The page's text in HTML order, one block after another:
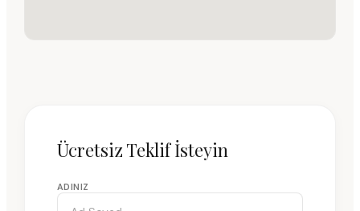
Ücretsiz Teklif İsteyin
ADINIZ